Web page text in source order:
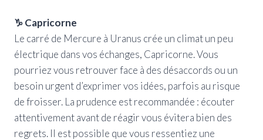
♑ Capricorne
Le carré de Mercure à Uranus crée un climat un peu
électrique dans vos échanges, Capricorne. Vous
pourriez vous retrouver face à des désaccords ou un
besoin urgent d’exprimer vos idées, parfois au risque
de froisser. La prudence est recommandée : écouter
attentivement avant de réagir vous évitera bien des
regrets. Il est possible que vous ressentiez une